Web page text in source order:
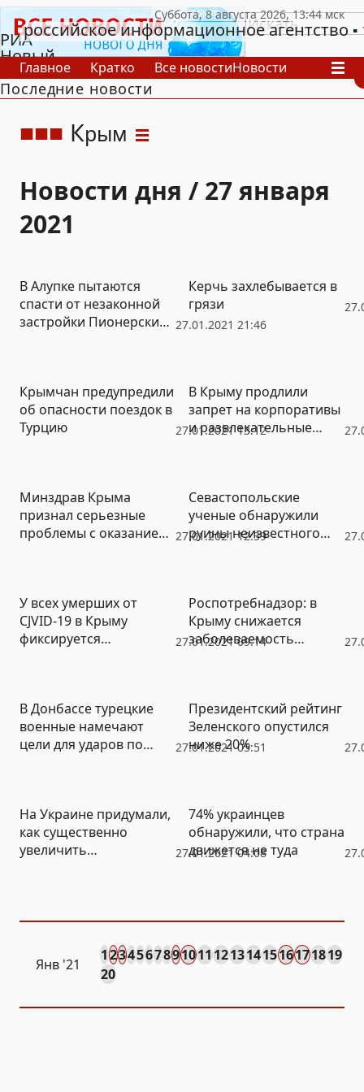
РИА
Новый
День
российское информационное агентство
Главное Кратко Все новостиНовости
В России
В мире
Последние новости
Крым
Новости дня / 27 января
2021
27.01.2021 21:46
В Алупке пытаются
спасти от незаконной
застройки Пионерский
Керчь захлебывается в
грязи
27.01.2021 13:12
Крымчан предупредили
об опасности поездок в
Турцию
В Крыму продлили
запрет на корпоративы
и развлекательные
27.01.2021 12:39
Минздрав Крыма
признал серьезные
проблемы с оказанием
Севастопольские
ученые обнаружили
руины неизвестного
27.01.2021 09:14
У всех умерших от
CJVID-19 в Крыму
фиксируется
Роспотребнадзор: в
Крыму снижается
заболеваемость
27.01.2021 05:51
В Донбассе турецкие
военные намечают
цели для ударов по
Президентский рейтинг
Зеленского опустился
ниже 20%
27.01.2021 04:08
На Украине придумали,
как существенно
увеличить
74% украинцев
обнаружили, что страна
движется не туда
Янв '21
12345678910111213141516171819
20